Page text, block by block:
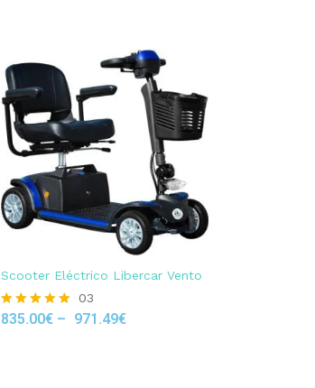
Scooter Eléctrico Libercar Vento
Rated
03
835.00€– 971.49€